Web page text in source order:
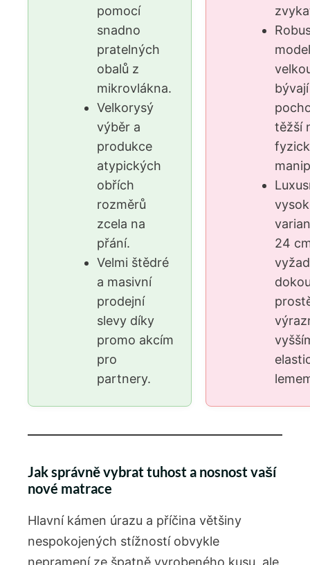
pomocí
snadno
pratelných
obalů z
mikrovlákna.
Velkorysý
výběr a
produkce
atypických
obřích
rozměrů
zcela na
přání.
Velmi štědré
a masivní
prodejní
slevy díky
promo akcím
pro
partnery.
bývají
těžší
24
Jak správně vybrat tuhost a nosnost vaší
nové matrace
Hlavní kámen úrazu a příčina většiny
nespokojených stížností obvykle
nepramení ze špatně vyrobeného kusu, ale